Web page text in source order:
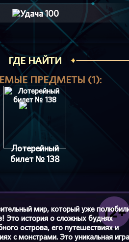
100
ГДЕ НАЙТИ
ПРЕДМЕТЫ (1):
Лотерейный
билет № 138
мир, который уже
Это история о сложных буднях
острова, его путешествиях и
с монстрами. Это уникальная игра